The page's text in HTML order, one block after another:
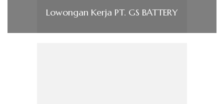
Lowongan Kerja PT. GS BATTERY